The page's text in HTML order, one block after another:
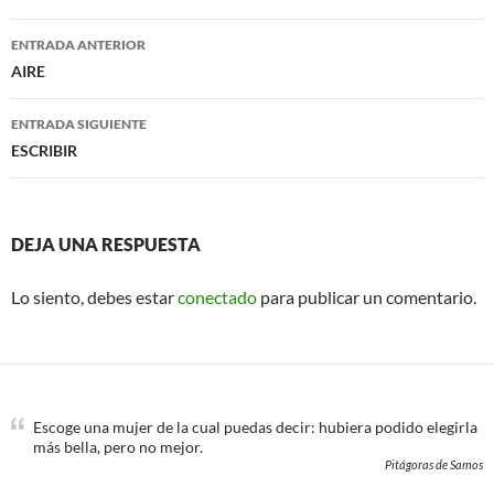
o
o
e
r
Navegación
de
entradas
ENTRADA ANTERIOR
AIRE
ENTRADA SIGUIENTE
ESCRIBIR
DEJA UNA RESPUESTA
Lo siento, debes estarconectado para publicar un comentario.
Escoge una mujer de la cual puedas decir: hubiera podido elegirla
más bella, pero no mejor.
Pitágoras de Samos